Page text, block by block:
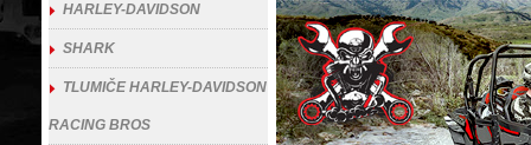
HARLEY-DAVIDSON
SHARK
TLUMIČE HARLEY-DAVIDSON
RACING BROS